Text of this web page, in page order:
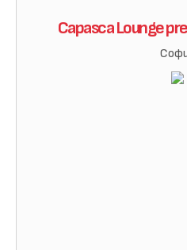
Capasca Lounge